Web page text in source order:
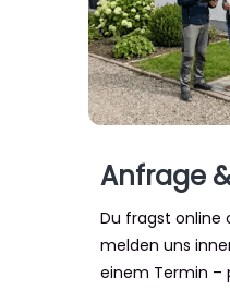
Anfrage
Du fragst online
melden uns
einem Termin –